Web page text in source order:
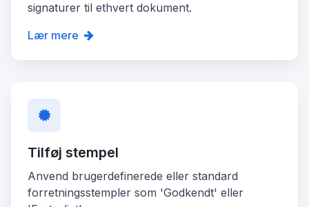
signaturer til ethvert dokument.
Lær mere
Tilføj stempel
Anvend brugerdefinerede eller standard
forretningsstempler som 'Godkendt' eller